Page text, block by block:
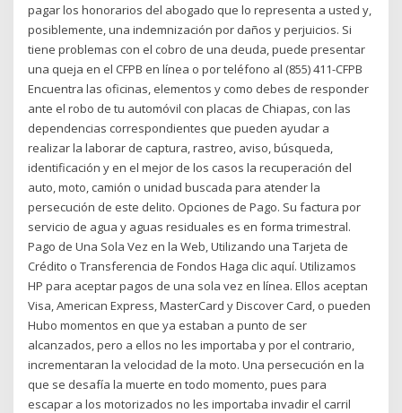
pagar los honorarios del abogado que lo representa a usted y,
posiblemente, una indemnización por daños y perjuicios. Si
tiene problemas con el cobro de una deuda, puede presentar
una queja en el CFPB en línea o por teléfono al (855) 411-CFPB
Encuentra las oficinas, elementos y como debes de responder
ante el robo de tu automóvil con placas de Chiapas, con las
dependencias correspondientes que pueden ayudar a
realizar la laborar de captura, rastreo, aviso, búsqueda,
identificación y en el mejor de los casos la recuperación del
auto, moto, camión o unidad buscada para atender la
persecución de este delito. Opciones de Pago. Su factura por
servicio de agua y aguas residuales es en forma trimestral.
Pago de Una Sola Vez en la Web, Utilizando una Tarjeta de
Crédito o Transferencia de Fondos Haga clic aquí. Utilizamos
HP para aceptar pagos de una sola vez en línea. Ellos aceptan
Visa, American Express, MasterCard y Discover Card, o pueden
Hubo momentos en que ya estaban a punto de ser
alcanzados, pero a ellos no les importaba y por el contrario,
incrementaran la velocidad de la moto. Una persecución en la
que se desafía la muerte en todo momento, pues para
escapar a los motorizados no les importaba invadir el carril